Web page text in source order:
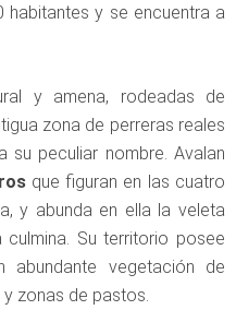
habitantes y se encuentra a
y amena, rodeadas de
zona de perreras reales
su peculiar nombre. Avalan
que figuran en las cuatro
y abunda en ella la veleta
Su territorio posee
abundante vegetación de
zonas de pastos.